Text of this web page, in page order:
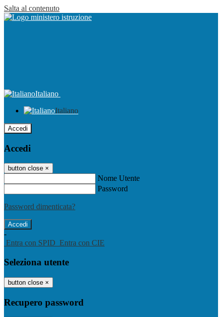
Salta al contenuto
Italiano
Italiano
Accedi
Accedi
button close ×
Nome Utente
Password
Password dimenticata?
-
Entra con SPID Entra con CIE
Seleziona utente
button close ×
Recupero password